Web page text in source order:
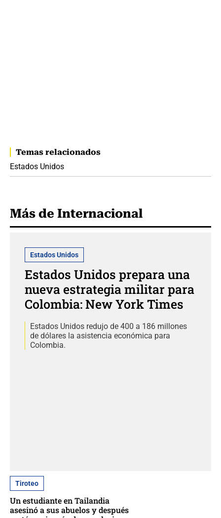
Temas relacionados
Estados Unidos
Más de Internacional
Estados Unidos
Estados Unidos prepara una
nueva estrategia militar para
Colombia: New York Times
Estados Unidos redujo de 400 a 186 millones
de dólares la asistencia económica para
Colombia.
Tiroteo
Un estudiante en Tailandia
asesinó a sus abuelos y después